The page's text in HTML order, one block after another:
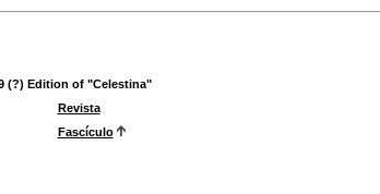
(?) Edition of "Celestina"
Revista
Fascículo